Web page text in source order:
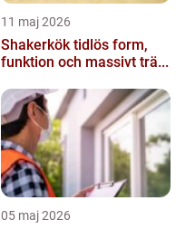
11 maj 2026
Shakerkök tidlös form,
funktion och massivt trä...
05 maj 2026